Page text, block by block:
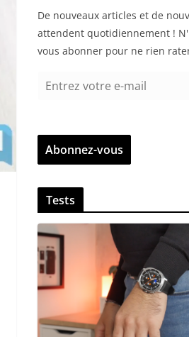
De nouveaux articles et de
attendent quotidiennement !
vous abonner pour ne rien
r
z
v
t
r
e
e
-
a
Abonnez-vous
Tests